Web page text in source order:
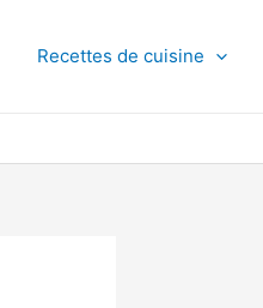
Recettes de cuisine